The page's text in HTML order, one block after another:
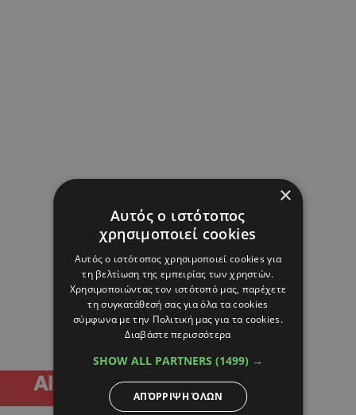
×
Αυτός ο ιστότοπος
χρησιμοποιεί cookies
Αυτός ο ιστότοπος χρησιμοποιεί cookies για
τη βελτίωση της εμπειρίας των χρηστών.
Χρησιμοποιώντας τον ιστότοπό μας, παρέχετε
τη συγκατάθεσή σας για όλα τα cookies
σύμφωνα με την Πολιτική μας για τα cookies.
Διαβάστε περισσότερα
SHOW ALL PARTNERS (1499) →
ΑΠΌΡΡΙΨΗ ΌΛΩΝ